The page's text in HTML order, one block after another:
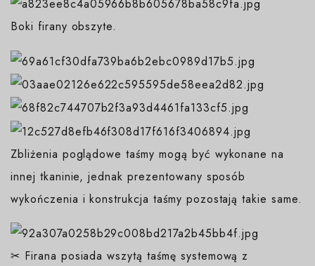
Boki firany obszyte.
Zbliżenia poglądowe taśmy mogą być wykonane na
innej tkaninie, jednak prezentowany sposób
wykończenia i konstrukcja taśmy pozostają takie same.
✂ Firana posiada wszytą taśmę systemową z